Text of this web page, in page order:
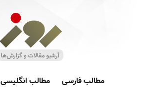
مطالب فارسی مطالب انگلیسی